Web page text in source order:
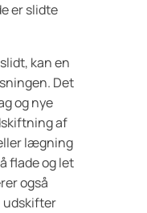
er slidte
kan en
Det
og nye
af
lægning
flade og let
også
udskifter